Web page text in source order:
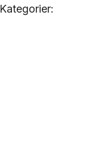
Kategorier: